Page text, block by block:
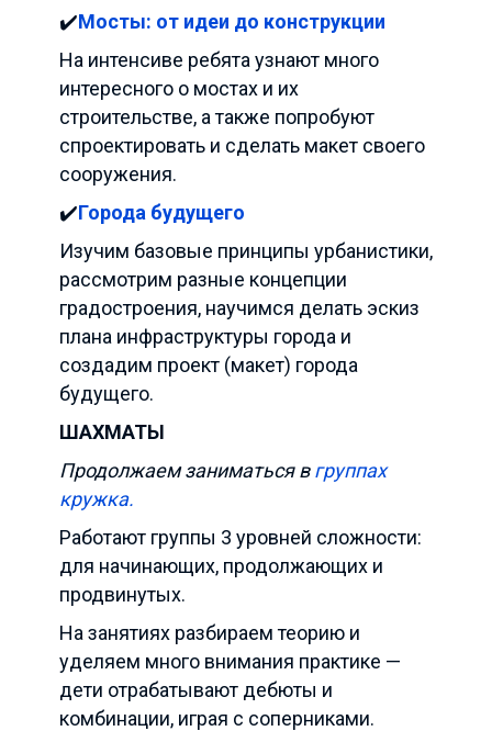
✔️Мосты: от идеи до конструкции
На интенсиве ребята узнают много
интересного о мостах и их
строительстве, а также попробуют
спроектировать и сделать макет своего
сооружения.
✔️Города будущего
Изучим базовые принципы урбанистики,
рассмотрим разные концепции
градостроения, научимся делать эскиз
плана инфраструктуры города и
создадим проект (макет) города
будущего.
ШАХМАТЫ
Продолжаем заниматься вгруппах
кружка.
Работают группы 3 уровней сложности:
для начинающих, продолжающих и
продвинутых.
На занятиях разбираем теорию и
уделяем много внимания практике —
дети отрабатывают дебюты и
комбинации, играя с соперниками.